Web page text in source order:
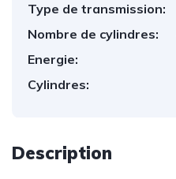
Type de transmission:
Nombre de cylindres:
Energie:
Cylindres:
Description